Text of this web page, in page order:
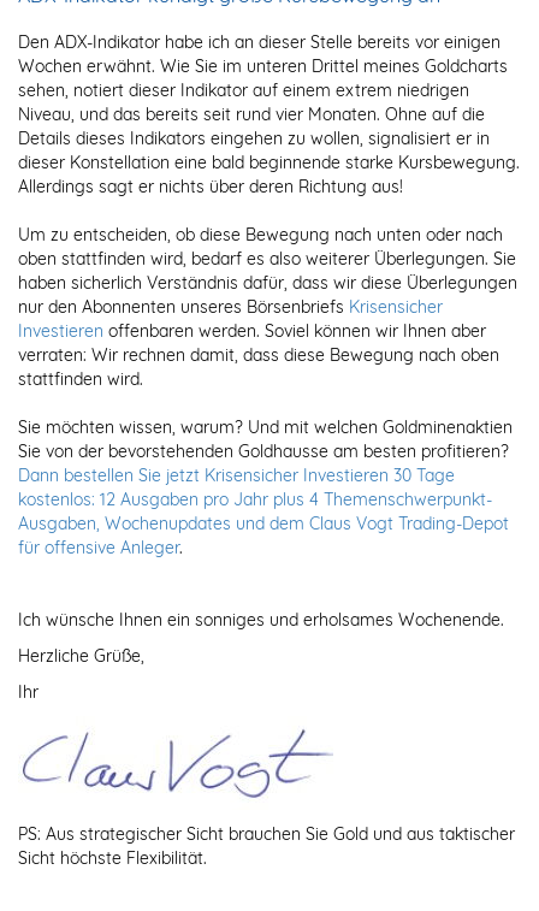
Den ADX-Indikator habe ich an dieser Stelle bereits vor einigen
Wochen erwähnt. Wie Sie im unteren Drittel meines Goldcharts
sehen, notiert dieser Indikator auf einem extrem niedrigen
Niveau, und das bereits seit rund vier Monaten. Ohne auf die
Details dieses Indikators eingehen zu wollen, signalisiert er in
dieser Konstellation eine bald beginnende starke Kursbewegung.
Allerdings sagt er nichts über deren Richtung aus!
Um zu entscheiden, ob diese Bewegung nach unten oder nach
oben stattfinden wird, bedarf es also weiterer Überlegungen. Sie
haben sicherlich Verständnis dafür, dass wir diese Überlegungen
nur den Abonnenten unseres Börsenbriefs Krisensicher
Investieren offenbaren werden. Soviel können wir Ihnen aber
verraten: Wir rechnen damit, dass diese Bewegung nach oben
stattfinden wird.
Sie möchten wissen, warum? Und mit welchen Goldminenaktien
Sie von der bevorstehenden Goldhausse am besten profitieren?
Dann bestellen Sie jetzt Krisensicher Investieren 30 Tage
kostenlos: 12 Ausgaben pro Jahr plus 4 Themenschwerpunkt-
Ausgaben, Wochenupdates und dem Claus Vogt Trading-Depot
für offensive Anleger.
Ich wünsche Ihnen ein sonniges und erholsames Wochenende.
Herzliche Grüße,
Ihr
PS: Aus strategischer Sicht brauchen Sie Gold und aus taktischer
Sicht höchste Flexibilität.